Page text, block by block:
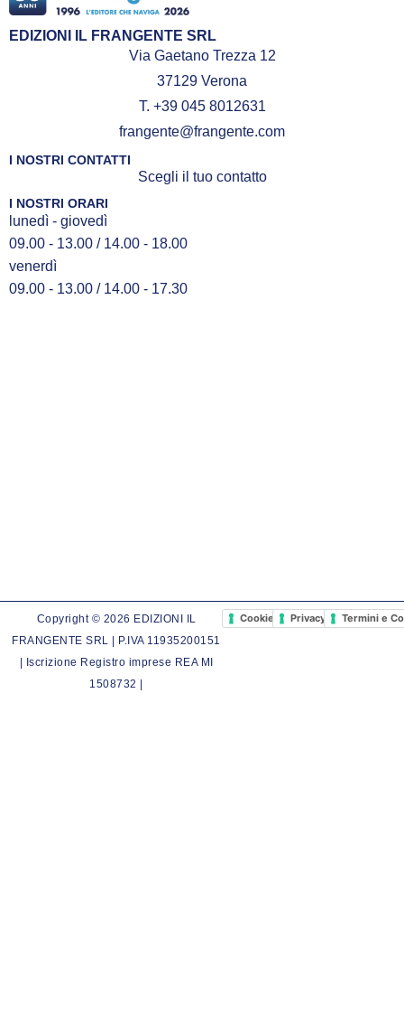
EDIZIONI IL FRANGENTE SRL
Via Gaetano Trezza 12
37129 Verona
T. +39 045 8012631
frangente@frangente.com
I NOSTRI CONTATTI
Scegli il tuo contatto
I NOSTRI ORARI
lunedì - giovedì
09.00 - 13.00 / 14.00 - 18.00
venerdì
09.00 - 13.00 / 14.00 - 17.30
Copyright © 2026 EDIZIONI IL
FRANGENTE SRL | P.IVA 11935200151
| Iscrizione Registro imprese REA MI
1508732 |
Cookie PolicyPrivacy PolicyTermini e